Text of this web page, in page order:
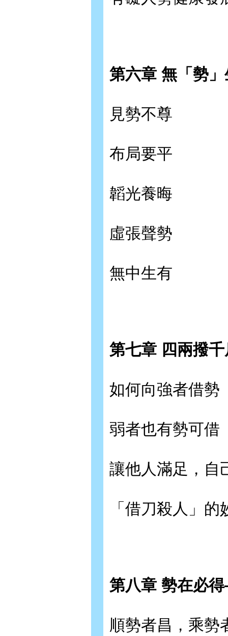
第六章 無「勢
見勢不尊
布局要平
韜光養晦
虛張聲勢
無中生有
第七章 四兩撥
如何向強者借勢
弱者也有勢可借
讓他人滿足，自
「借刀殺人」的
第八章 勢在必
順勢者昌，乘勢